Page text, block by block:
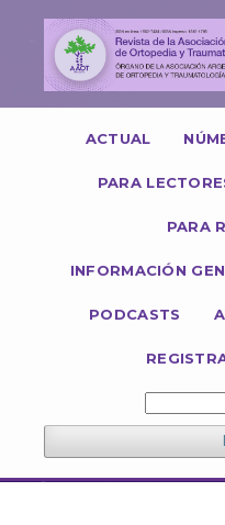
ACTUAL
PARA
PARA
INFORMACIÓN
PODCASTS